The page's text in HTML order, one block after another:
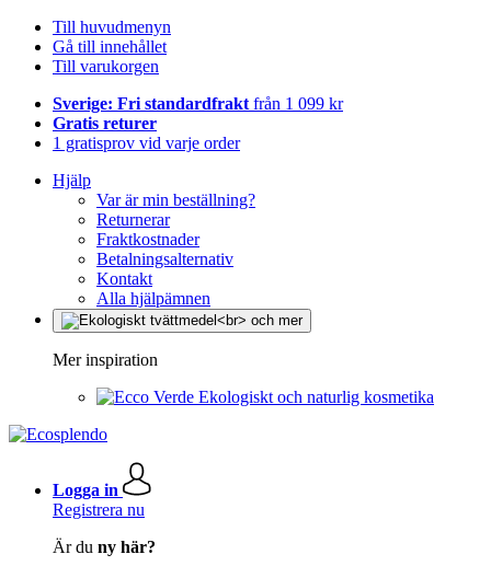
Till huvudmenyn
Gå till innehållet
Till varukorgen
Sverige: Fri standardfrakt från 1 099 kr
Gratis returer
1 gratisprov vid varje order
Hjälp
Var är min beställning?
Returnerar
Fraktkostnader
Betalningsalternativ
Kontakt
Alla hjälpämnen
Mer inspiration
Ekologiskt och naturlig kosmetika
Logga in
Registrera nu
Är du ny här?